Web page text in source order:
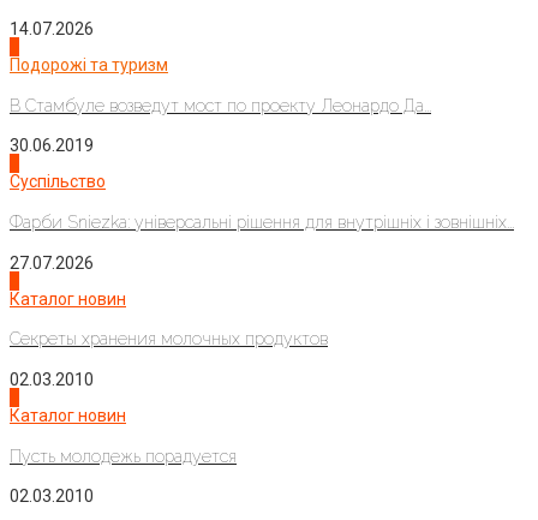
14.07.2026
Подорожі та туризм
В Стамбуле возведут мост по проекту Леонардо Да...
30.06.2019
Суспільство
Фарби Sniezka: універсальні рішення для внутрішніх і зовнішніх...
27.07.2026
Каталог новин
Секреты хранения молочных продуктов
02.03.2010
Каталог новин
Пусть молодежь порадуется
02.03.2010